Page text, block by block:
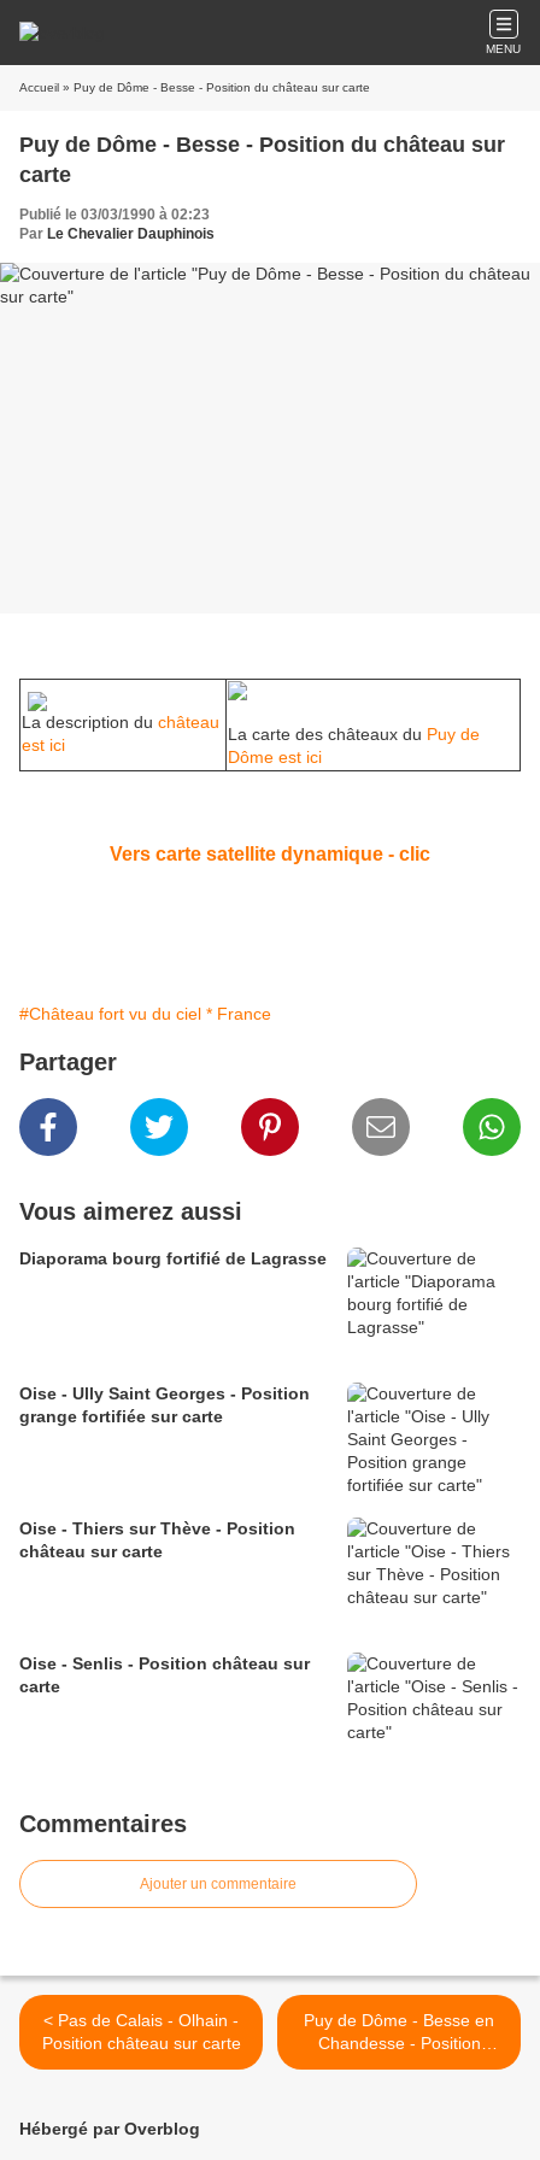
MENU
Accueil » Puy de Dôme - Besse - Position du château sur carte
Puy de Dôme - Besse - Position du château sur
carte
Publié le 03/03/1990 à 02:23
Par Le Chevalier Dauphinois
La description du château
est ici
La carte des châteaux du Puy de
Dôme est ici
Vers carte satellite dynamique - clic
#Château fort vu du ciel * France
Partager
Vous aimerez aussi
Diaporama bourg fortifié de Lagrasse
Oise - Ully Saint Georges - Position
grange fortifiée sur carte
Oise - Thiers sur Thève - Position
château sur carte
Oise - Senlis - Position château sur
carte
Commentaires
Ajouter un commentaire
< Pas de Calais - Olhain -
Position château sur carte
Puy de Dôme - Besse en
Chandesse - Position
fortifications sur carte >
Hébergé par Overblog